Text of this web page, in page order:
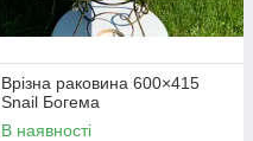
Врізна раковина 600×415
Snail Богема
В наявності